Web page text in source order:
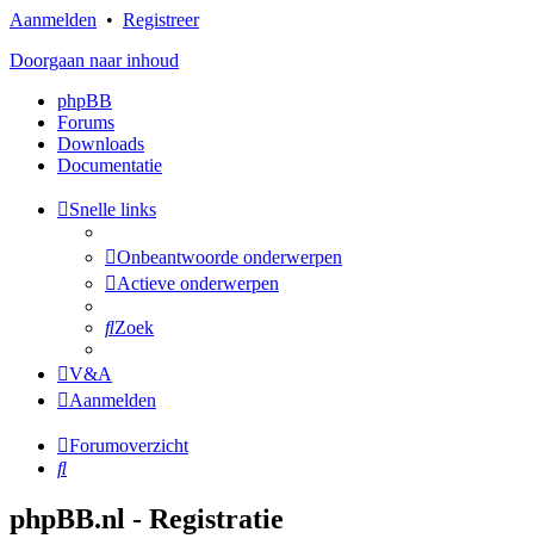
Aanmelden • Registreer
Doorgaan naar inhoud
phpBB
Forums
Downloads
Documentatie
Snelle links
Onbeantwoorde onderwerpen
Actieve onderwerpen
Zoek
V&A
Aanmelden
Forumoverzicht
Zoek
phpBB.nl - Registratie